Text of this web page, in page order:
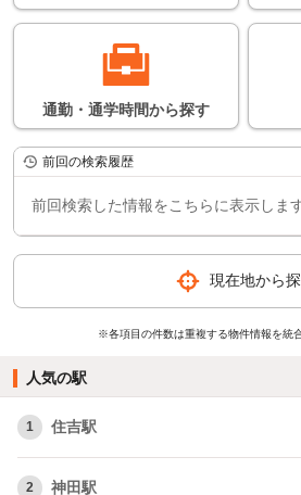
均となります。
通勤・通学時間から探す
前回の検索履歴
前回検索した情報をこちらに表示しま
現在地から
※各項目の件数は重複する物件情報を統
人気の駅
1 住吉駅
2 神田駅